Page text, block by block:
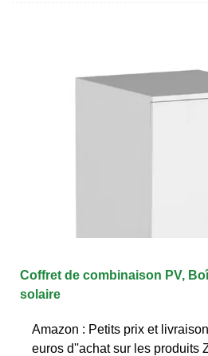
Coffret de combinaison PV,
solaire
Amazon : Petits prix et
euros d''achat sur les produits